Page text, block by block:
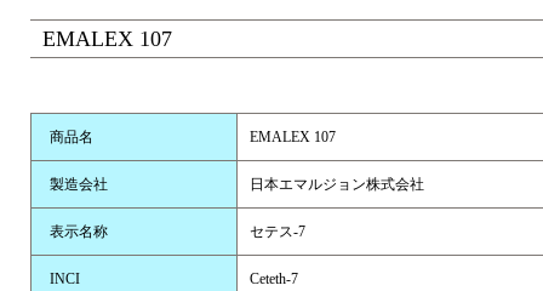
EMALEX 107
商品名 EMALEX 107
製造会社 日本エマルジョン株式会社
表示名称 セテス-7
INCI Ceteth-7